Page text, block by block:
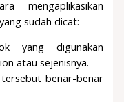
mengaplikasikan
sudah dicat:
yang digunakan
atau sejenisnya.
benar-benar